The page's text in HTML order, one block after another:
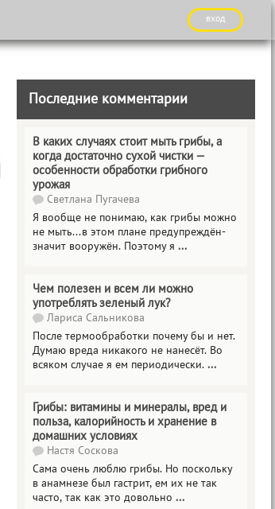
вход
Последние комментарии
В каких случаях стоит мыть грибы, а
когда достаточно сухой чистки —
особенности обработки грибного
урожая
Светлана Пугачева
Я вообще не понимаю, как грибы можно
не мыть...в этом плане предупреждён-
значит вооружён. Поэтому я ...
Чем полезен и всем ли можно
употреблять зеленый лук?
Лариса Сальникова
После термообработки почему бы и нет.
Думаю вреда никакого не нанесёт. Во
всяком случае я ем периодически. ...
Грибы: витамины и минералы, вред и
польза, калорийность и хранение в
домашних условиях
Настя Соскова
Сама очень люблю грибы. Но поскольку
в анамнезе был гастрит, ем их не так
часто, так как это довольно ...